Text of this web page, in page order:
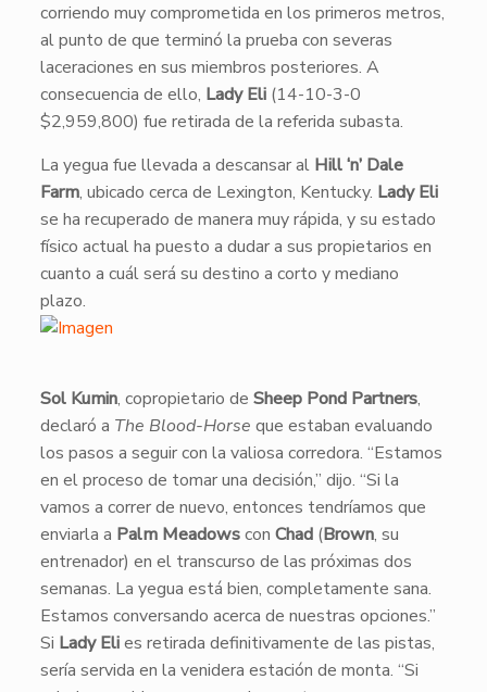
corriendo muy comprometida en los primeros metros,
al punto de que terminó la prueba con severas
laceraciones en sus miembros posteriores. A
consecuencia de ello, Lady Eli(14-10-3-0
$2,959,800) fue retirada de la referida subasta.
​La yegua fue llevada a descansar al Hill ‘n’ Dale
Farm, ubicado cerca de Lexington, Kentucky. Lady Eli
se ha recuperado de manera muy rápida, y su estado
físico actual ha puesto a dudar a sus propietarios en
cuanto a cuál será su destino a corto y mediano
plazo.
​Sol Kumin, copropietario de Sheep Pond Partners,
declaró a The Blood-Horse que estaban evaluando
los pasos a seguir con la valiosa corredora. “Estamos
en el proceso de tomar una decisión,” dijo. “Si la
vamos a correr de nuevo, entonces tendríamos que
enviarla a Palm Meadowscon Chad (Brown, su
entrenador) en el transcurso de las próximas dos
semanas. La yegua está bien, completamente sana.
Estamos conversando acerca de nuestras opciones.”
Si Lady Elies retirada definitivamente de las pistas,
sería servida en la venidera estación de monta. “Si